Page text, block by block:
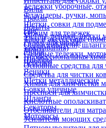
Тележки уборочные,
Флаундеры, ручки,
Щетки, совки для
Отжим для тележек
Ручки для швабр
Мопы
Швабры
Вилы
Грабли
Лопаты
Метлы, веники, щетки
Опрыскиватели,
Садовые тележки,
Черенки
Веники
Щетки металлические
Совки уличные
Шланги
Секаторы
Мотокосы
Еще
Тара и аксессуары
замачивания)
Профессиональная
Основные средства для
Средства для чистки
Химия для химчистки
Преспреи для
Кислотные
Отбеливатели для
Усилители моющих